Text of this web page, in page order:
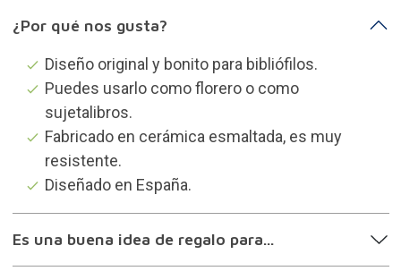
¿Por qué nos gusta?
Diseño original y bonito para bibliófilos.
Puedes usarlo como florero o como
sujetalibros.
Fabricado en cerámica esmaltada, es muy
resistente.
Diseñado en España.
Es una buena idea de regalo para...